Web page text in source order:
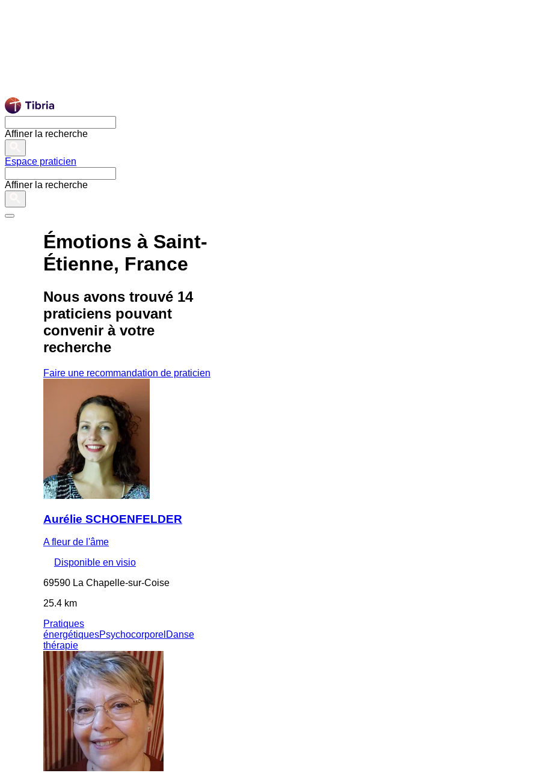
Affiner la recherche
Espace praticien
Affiner la recherche
Émotions à Saint-
Étienne, France
Nous avons trouvé 14
praticiens pouvant
convenir à votre
recherche
Faire une recommandation de praticien
Aurélie SCHOENFELDER
A fleur de l'âme
Disponible en visio
69590 La Chapelle-sur-Coise
25.4 km
Pratiques
énergétiquesPsychocorporel Danse
thérapie